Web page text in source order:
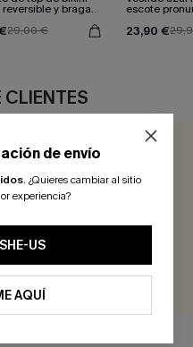
y braga
29,00 €
escote
23,90 €
CLIENTES
0.0
cada reseña que dejes!
de envío
. ¿Quieres cambiar al sitio
experiencia?
US
AQUÍ